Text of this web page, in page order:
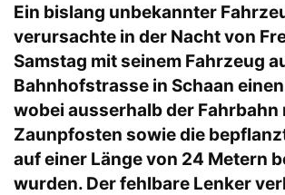
Ein bislang unbekannter
verursachte in der Nacht von
Samstag mit seinem Fahrzeug
Bahnhofstrasse in Schaan
wobei ausserhalb der Fahrbahn
Zaunpfosten sowie die
auf einer Länge von 24 Metern
wurden. Der fehlbare Lenker